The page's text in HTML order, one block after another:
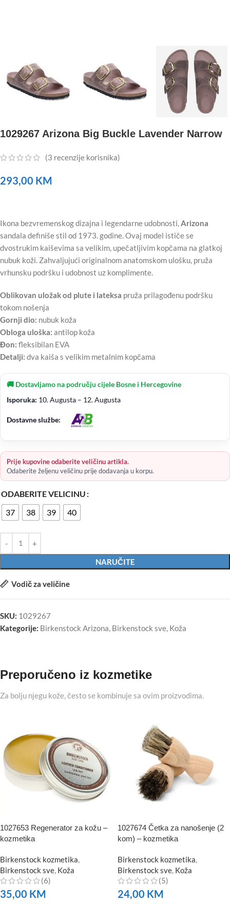
1029267 Arizona Big Buckle Lavender Narrow
(3 recenzije korisnika)
293,00 KM
Ikona bezvremenskog dizajna i legendarne udobnosti, Arizona
sandala definiše stil od 1973. godine. Ovaj model ističe se
dvostrukim kaiševima sa velikim, upečatljivim kopčama na glatkoj
nubuk koži. Zahvaljujući originalnom anatomskom ulošku, pruža
vrhunsku podršku i udobnost uz komplimente.
Oblikovan uložak od plute i lateksa pruža prilagođenu podršku
tokom nošenja
Gornji dio: nubuk koža
Obloga uloška: antilop koža
Đon: fleksibilan EVA
Detalji: dva kaiša s velikim metalnim kopčama
🚚 Dostavljamo na području cijele Bosne i Hercegovine
Isporuka: 10. Augusta – 12. Augusta
Dostavne službe:
Prije kupovine odaberite veličinu artikla.
Odaberite željenu veličinu prije dodavanja u korpu.
ODABERITE VELICINU
37
38 39 40
NARUČITE
Vodič za veličine
SKU: 1029267
Kategorije: Birkenstock Arizona Birkenstock sve Koža
Preporučeno iz kozmetike
Za bolju njegu kože, često se kombinuje sa ovim proizvodima.
1027653 Regenerator za kožu –
kozmetika
Birkenstock kozmetika
Birkenstock sve Koža
(6)
35,00 KM
1027674 Četka za nanošenje (2
kom) – kozmetika
Birkenstock kozmetika
Birkenstock sve Koža
(5)
24,00 KM